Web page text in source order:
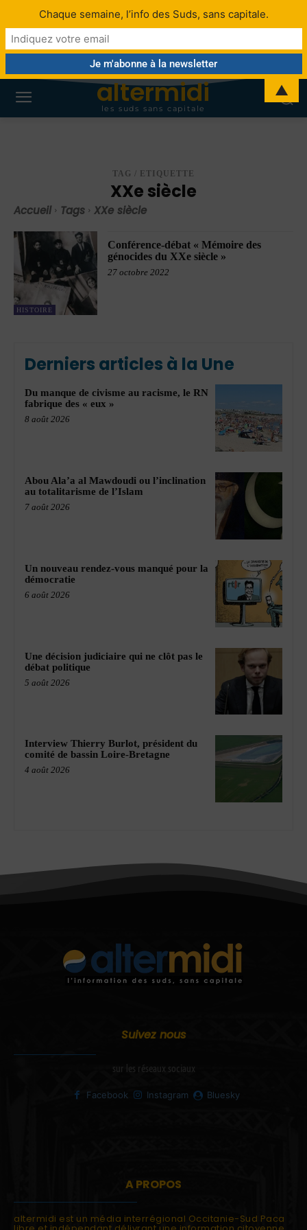
altermidi
les suds sans capitale
TAG / ETIQUETTE
XXe siècle
Accueil Tags XXe siècle
HISTOIRE
Conférence-débat « Mémoire des
génocides du XXe siècle »
27 octobre 2022
Derniers articles à la Une
Du manque de civisme au racisme, le RN
fabrique des « eux »
8 août 2026
Abou Ala’a al Mawdoudi ou l’inclination
au totalitarisme de l’Islam
7 août 2026
Un nouveau rendez-vous manqué pour la
démocratie
6 août 2026
Une décision judiciaire qui ne clôt pas le
débat politique
5 août 2026
Interview Thierry Burlot, président du
comité de bassin Loire-Bretagne
4 août 2026
Suivez nous
sur les réseaux sociaux
Facebook Instagram Bluesky
A PROPOS
altermidi est un média interrégional Occitanie-Sud Paca
Chaque semaine, l’info des Suds, sans capitale.
▲